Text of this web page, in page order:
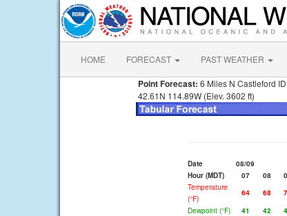
HOME FORECAST PAST WEATHER
Point Forecast: 6 Miles N Castleford ID
42.61N 114.89W (Elev. 3602 ft)
Date 08/09
Hour (MDT)
07 08
Temperature
(°F)
64 68
Dewpoint (°F)
41 42